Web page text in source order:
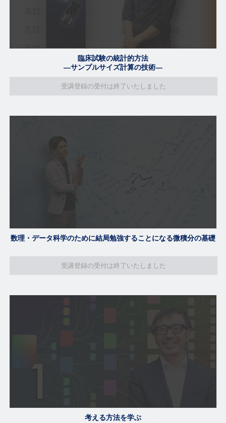
臨床試験の統計的方法
―サンプルサイズ計算の技術―
受講登録の受付は終了いたしました
数理・データ科学のために結局勉強することになる微積分の基礎
受講登録の受付は終了いたしました
考える方法を学ぶ